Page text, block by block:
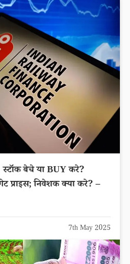
बेचे या BUY करे?
प्राइस; निवेशक क्या करे? –
7th May 2025